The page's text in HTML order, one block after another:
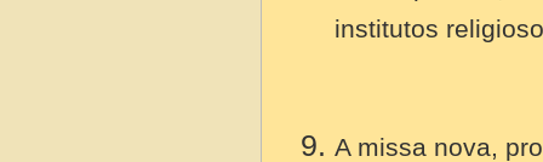
institutos
A missa nova,